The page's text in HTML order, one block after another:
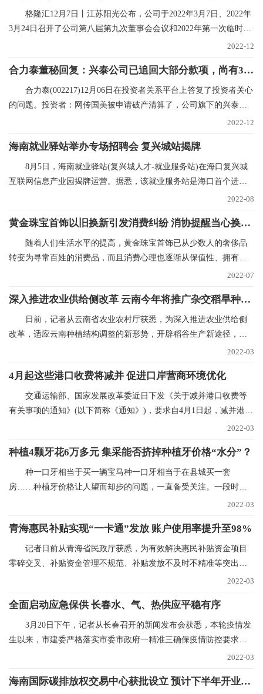
格隆汇12月7日丨江苏阳光公布，公司于2022年3月7日、2022年
3月24日召开了公司第八届第九次董事会会议和2022年第一次临时股
2022-12
合力泰董秘回复：兴泰公司已追回大部分款项，尚有300多万未支付，已申请财产保全|世界焦点
合力泰(002217)12月06日在投资者关系平台上答复了投资者关心
的问题。投资者：网传国美被申请破产清算了，公司旗下的兴泰和
2022-12
海南就业驿站举办专场招聘会 复兴城站揭牌
8月5日，海南就业驿站(复兴城人才-就业服务站)在海口复兴城
互联网信息产业园揭牌运营。据悉，该就业服务站是海口首个进驻
2022-08
黄金珠宝首饰以旧换新引发消费纠纷 消协提醒当心换购回购“陷阱”
随着人们生活水平的提高，黄金珠宝首饰已从少数人的奢侈品
转变为寻常百姓的消费品，而且消费心理也逐渐从保值性、拥有性
2022-07
深入推进农业供给侧改革 云南今年将推广杂交稻旱种50万亩
日前，记者从云南省农业农村厅获悉，为深入推进农业供给侧
改革，适应云南种植结构调整的新形势，开辟稻谷生产新途径，稳
2022-03
4月起这些港口收费将减并 促进口岸营商环境优化
交通运输部、国家发展改革委近日下发《关于减并港口收费等
有关事项的通知》(以下简称《通知》)，要求自4月1日起，减并港口
2022-03
种植4颗牙花6万多元 集采能否挤掉种植牙价格“水分”？
种一口牙相当于买一辆宝马种一口牙相当于在县城买一套
房……种植牙价格让人望而却步的问题，一直备受关注。一段时间
2022-03
青海惠民补贴实现“一卡通”发放 账户使用率提升至98%
记者日前从青海省民政厅获悉，为有效解决惠民补贴资金项目
零碎交叉、补贴资金管理不规范、补贴发放不及时不精准等突出问
2022-03
全面启动应急保供 长春水、气、热供应平稳有序
3月20日下午，记者从长春召开的新闻发布会获悉，本轮疫情发
生以来，市建委严格落实市委市政府一精准三确保疫情防控要求，
2022-03
海南国际碳排放权交易中心获批设立 预计下半年开业运营